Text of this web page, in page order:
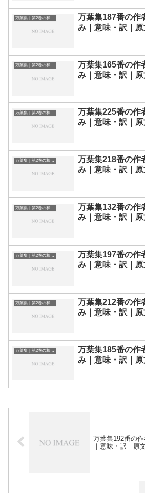
万葉集｜第2巻の和歌一覧
万葉集187番の作
み｜意味・訳｜原
万葉集｜第2巻の和歌一覧
万葉集165番の作
み｜意味・訳｜原
万葉集｜第2巻の和歌一覧
万葉集225番の作
み｜意味・訳｜原
万葉集｜第2巻の和歌一覧
万葉集218番の作
み｜意味・訳｜原
万葉集｜第2巻の和歌一覧
万葉集132番の作
み｜意味・訳｜原
万葉集｜第2巻の和歌一覧
万葉集197番の作
み｜意味・訳｜原
万葉集｜第2巻の和歌一覧
万葉集212番の作
み｜意味・訳｜原
万葉集185番の作
み｜意味・訳｜原
万葉集192番の
｜意味・訳｜原